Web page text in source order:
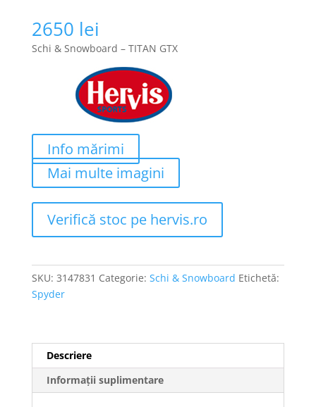
2650 lei
Schi & Snowboard – TITAN GTX
Info mărimi
Mai multe imagini
Verifică stoc pe hervis.ro
SKU: 3147831 Categorie: Schi & Snowboard Etichetă:
Spyder
Descriere
Informații suplimentare